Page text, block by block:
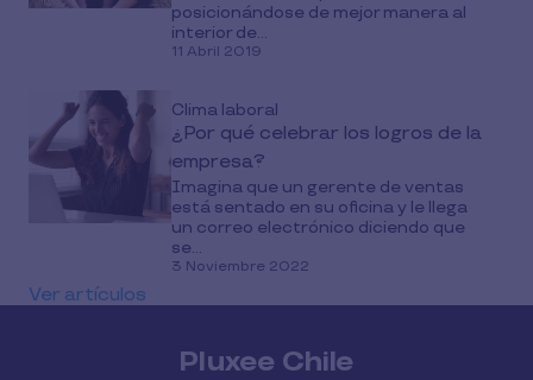
posicionándose de mejor manera al
interior de...
11 Abril 2019
Clima laboral
¿Por qué celebrar los logros de la
empresa?
Imagina que un gerente de ventas
está sentado en su oficina y le llega
un correo electrónico diciendo que
se...
3 Noviembre 2022
Ver artículos
Pluxee Chile